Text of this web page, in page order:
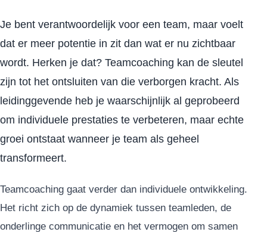
Je bent verantwoordelijk voor een team, maar voelt
dat er meer potentie in zit dan wat er nu zichtbaar
wordt. Herken je dat? Teamcoaching kan de sleutel
zijn tot het ontsluiten van die verborgen kracht. Als
leidinggevende heb je waarschijnlijk al geprobeerd
om individuele prestaties te verbeteren, maar echte
groei ontstaat wanneer je team als geheel
transformeert.
Teamcoaching gaat verder dan individuele ontwikkeling.
Het richt zich op de dynamiek tussen teamleden, de
onderlinge communicatie en het vermogen om samen